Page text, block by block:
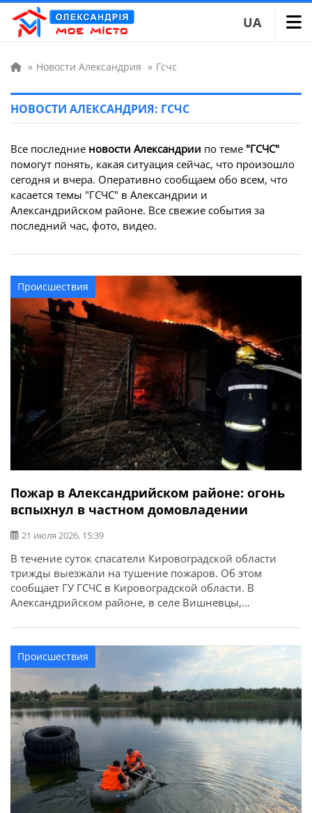
UA
» Новости Александрия » Гсчс
НОВОСТИ АЛЕКСАНДРИЯ: ГСЧС
Все последние новости Александрии по теме "ГСЧС"
помогут понять, какая ситуация сейчас, что произошло
сегодня и вчера. Оперативно сообщаем обо всем, что
касается темы "ГСЧС" в Александрии и
Александрийском районе. Все свежие события за
последний час, фото, видео.
Происшествия
Пожар в Александрийском районе: огонь
вспыхнул в частном домовладении
21 июля 2026, 15:39
В течение суток спасатели Кировоградской области
трижды выезжали на тушение пожаров. Об этом
сообщает ГУ ГСЧС в Кировоградской области. В
Александрийском районе, в селе Вишневцы,
уничтожил более 70 кв. м кровли хозяйственной
постройки и вещи, которые находились внутри. К
счастью, в результате пожара никто не пострадал.
Происшествия